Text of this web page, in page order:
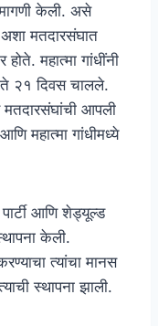
मागणी केली. असे
मतदारसंघात
महात्मा गांधींनी
२१ दिवस चालले.
मतदारसंघांची आपली
महात्मा गांधीमध्ये
आणि शेड्यूल्ड
केली.
त्यांचा मानस
स्थापना झाली.